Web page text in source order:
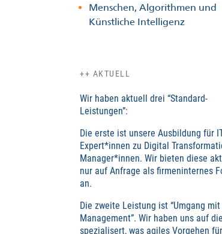
Menschen, Algorithmen und
Künstliche Intelligenz
++ AKTUELL
Wir haben aktuell drei “Standard-
Leistungen”:
Die erste ist unsere Ausbildung für
Expert*innen zu Digital
Manager*innen. Wir bieten diese
nur auf Anfrage als firmeninternes
an.
Die zweite Leistung ist “Umgang
Management”. Wir haben uns auf
spezialisert, was agiles Vorgehen